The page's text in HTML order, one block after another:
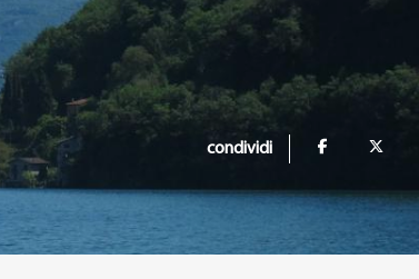
condividi